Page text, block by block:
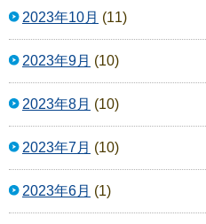
2023年10月 (11)
2023年9月 (10)
2023年8月 (10)
2023年7月 (10)
2023年6月 (1)